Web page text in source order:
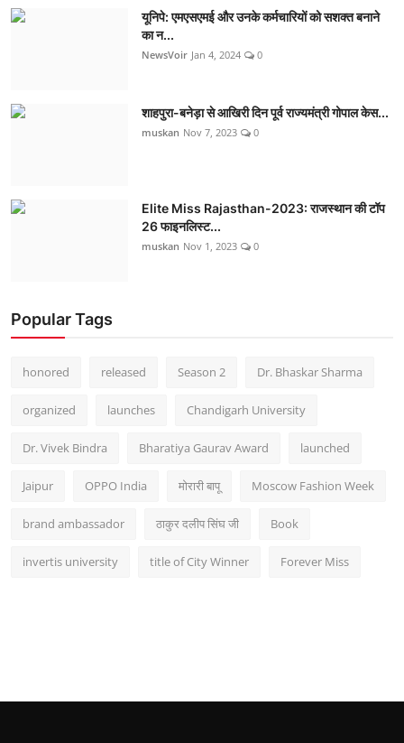
यूनिपे: एमएसएमई और उनके कर्मचारियों को सशक्त बनाने
का न...
NewsVoir Jan 4, 2024 0
शाहपुरा-बनेड़ा से आखिरी दिन पूर्व राज्यमंत्री गोपाल केस...
muskan Nov 7, 2023 0
Elite Miss Rajasthan-2023: राजस्थान की टॉप
26 फाइनलिस्ट...
muskan Nov 1, 2023 0
Popular Tags
honored released Season 2 Dr. Bhaskar Sharma
organized launches Chandigarh University
Dr. Vivek Bindra Bharatiya Gaurav Award launched
Jaipur OPPO India मोरारी बापू Moscow Fashion Week
brand ambassador ठाकुर दलीप सिंघ जी Book
invertis university title of City Winner Forever Miss